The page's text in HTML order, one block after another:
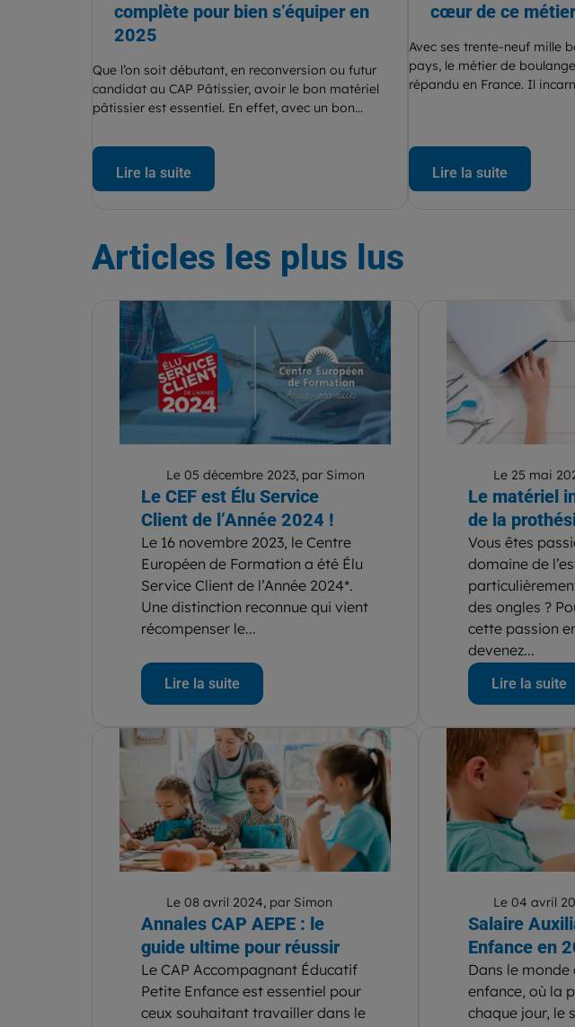
complète pour bien s’équiper en
2025
Que l’on soit débutant, en reconversion ou futur
candidat au CAP Pâtissier, avoir le bon matériel
pâtissier est essentiel. En effet, avec un bon...
Lire la suite
cœur de ce
Avec ses trente-neuf mille
pays, le métier de
répandu en France. Il
Lire la suite
Articles les plus lus
Le 05 décembre 2023, par Simon
Le CEF est Élu Service
Client de l’Année 2024 !
Le 16 novembre 2023, le Centre
Européen de Formation a été Élu
Service Client de l’Année 2024*.
Une distinction reconnue qui vient
récompenser le...
Lire la suite
Le 25 mai
Le matériel
de la
Vous êtes
domaine de
des ongles ?
cette passion
devenez...
Lire la suite
Le 08 avril 2024, par Simon
Annales CAP AEPE : le
guide ultime pour réussir
Le CAP Accompagnant Éducatif
Petite Enfance est essentiel pour
ceux souhaitant travailler dans le
Le 04 avril
Salaire
Enfance en
Dans le
enfance, où la
chaque jour, le